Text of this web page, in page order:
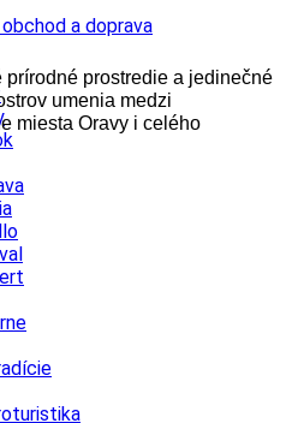
a doprava
prostredie a jedinečné
umenia medzi
miesta Oravy i celého